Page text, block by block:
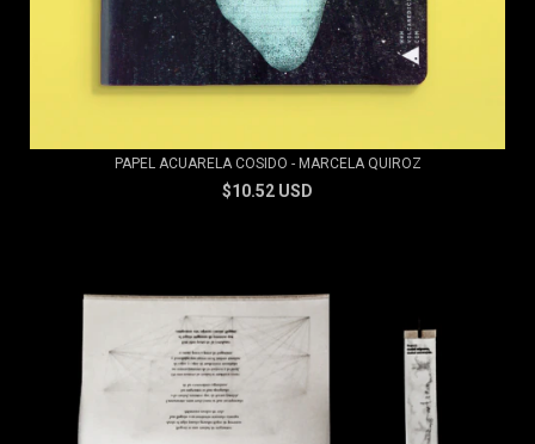
PAPEL ACUARELA COSIDO - MARCELA QUIROZ
$10.52 USD